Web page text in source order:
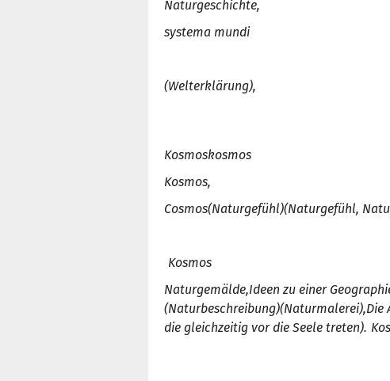
Naturgeschichte,
systema mundi
(Welterklärung),
Kosmoskosmos
Kosmos,
Cosmos(Naturgefühl)(Naturgefühl,
Kosmos
Naturgemälde,Ideen zu einer
(Naturbeschreibung)(Naturmalerei),Die
die gleichzeitig vor die Seele treten).